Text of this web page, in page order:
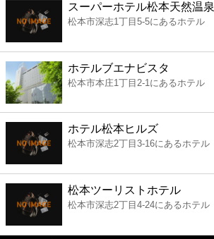
エンタメ
レジャー
書店
ファミレス
ファーストフード
カフェ
スーパーホテル松本天然温泉
松本市深志1丁目5-5にあるホテル
ホテルブエナビスタ
松本市本庄1丁目2-1にあるホテル
ホテル松本ヒルズ
松本市深志2丁目3-16にあるホテル
松本ツーリストホテル
松本市深志2丁目4-24にあるホテル